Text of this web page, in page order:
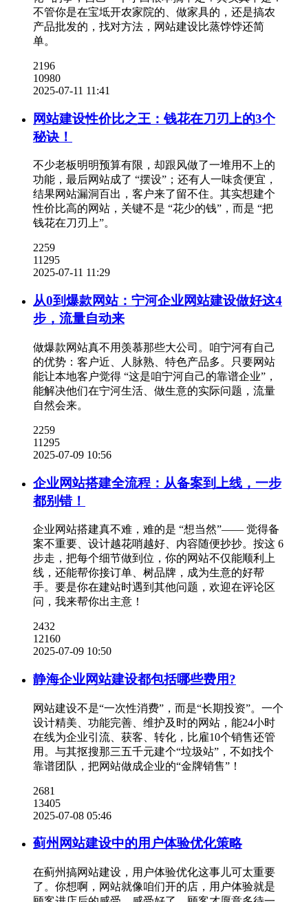
不管你是在宝坻开农家院的、做家具的，还是搞农
产品批发的，找对方法，网站建设比蒸饽饽还简
单。
2196
10980
2025-07-11 11:41
网站建设性价比之王：钱花在刀刃上的3个
秘诀！
不少老板明明预算有限，却跟风做了一堆用不上的
功能，最后网站成了 “摆设”；还有人一味贪便宜，
结果网站漏洞百出，客户来了留不住。其实想建个
性价比高的网站，关键不是 “花少的钱”，而是 “把
钱花在刀刃上”。
2259
11295
2025-07-11 11:29
从0到爆款网站：宁河企业网站建设做好这4
步，流量自动来
做爆款网站真不用羡慕那些大公司。咱宁河有自己
的优势：客户近、人脉熟、特色产品多。只要网站
能让本地客户觉得 “这是咱宁河自己的靠谱企业”，
能解决他们在宁河生活、做生意的实际问题，流量
自然会来。
2259
11295
2025-07-09 10:56
企业网站搭建全流程：从备案到上线，一步
都别错！
企业网站搭建真不难，难的是 “想当然”—— 觉得备
案不重要、设计越花哨越好、内容随便抄抄。按这 6
步走，把每个细节做到位，你的网站不仅能顺利上
线，还能帮你接订单、树品牌，成为生意的好帮
手。要是你在建站时遇到其他问题，欢迎在评论区
问，我来帮你出主意！
2432
12160
2025-07-09 10:50
静海企业网站建设都包括哪些费用?
网站建设不是“一次性消费”，而是“长期投资”。一个
设计精美、功能完善、维护及时的网站，能24小时
在线为企业引流、获客、转化，比雇10个销售还管
用。与其抠搜那三五千元建个“垃圾站”，不如找个
靠谱团队，把网站做成企业的“金牌销售”！
2681
13405
2025-07-08 05:46
蓟州网站建设中的用户体验优化策略
在蓟州搞网站建设，用户体验优化这事儿可太重要
了。你想啊，网站就像咱们开的店，用户体验就是